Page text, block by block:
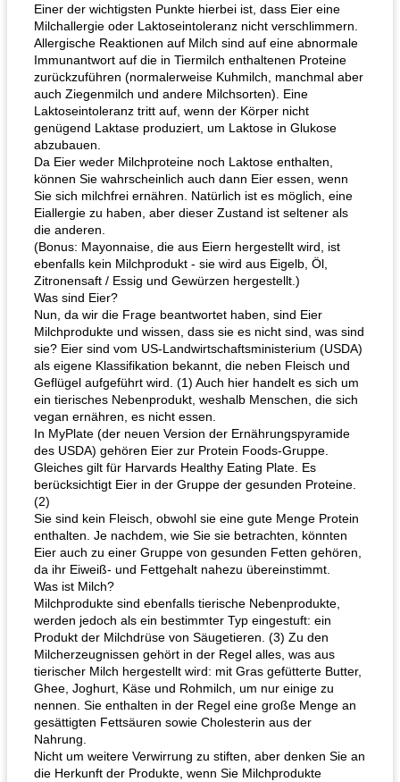
Einer der wichtigsten Punkte hierbei ist, dass Eier eine
Milchallergie oder Laktoseintoleranz nicht verschlimmern.
Allergische Reaktionen auf Milch sind auf eine abnormale
Immunantwort auf die in Tiermilch enthaltenen Proteine ​​
zurückzuführen (normalerweise Kuhmilch, manchmal aber
auch Ziegenmilch und andere Milchsorten). Eine
Laktoseintoleranz tritt auf, wenn der Körper nicht
genügend Laktase produziert, um Laktose in Glukose
abzubauen.
Da Eier weder Milchproteine ​​noch Laktose enthalten,
können Sie wahrscheinlich auch dann Eier essen, wenn
Sie sich milchfrei ernähren. Natürlich ist es möglich, eine
Eiallergie zu haben, aber dieser Zustand ist seltener als
die anderen.
(Bonus: Mayonnaise, die aus Eiern hergestellt wird, ist
ebenfalls kein Milchprodukt - sie wird aus Eigelb, Öl,
Zitronensaft / Essig und Gewürzen hergestellt.)
Was sind Eier?
Nun, da wir die Frage beantwortet haben, sind Eier
Milchprodukte und wissen, dass sie es nicht sind, was sind
sie? Eier sind vom US-Landwirtschaftsministerium (USDA)
als eigene Klassifikation bekannt, die neben Fleisch und
Geflügel aufgeführt wird. (1) Auch hier handelt es sich um
ein tierisches Nebenprodukt, weshalb Menschen, die sich
vegan ernähren, es nicht essen.
In MyPlate (der neuen Version der Ernährungspyramide
des USDA) gehören Eier zur Protein Foods-Gruppe.
Gleiches gilt für Harvards Healthy Eating Plate. Es
berücksichtigt Eier in der Gruppe der gesunden Proteine.
(2)
Sie sind kein Fleisch, obwohl sie eine gute Menge Protein
enthalten. Je nachdem, wie Sie sie betrachten, könnten
Eier auch zu einer Gruppe von gesunden Fetten gehören,
da ihr Eiweiß- und Fettgehalt nahezu übereinstimmt.
Was ist Milch?
Milchprodukte sind ebenfalls tierische Nebenprodukte,
werden jedoch als ein bestimmter Typ eingestuft: ein
Produkt der Milchdrüse von Säugetieren. (3) Zu den
Milcherzeugnissen gehört in der Regel alles, was aus
tierischer Milch hergestellt wird: mit Gras gefütterte Butter,
Ghee, Joghurt, Käse und Rohmilch, um nur einige zu
nennen. Sie enthalten in der Regel eine große Menge an
gesättigten Fettsäuren sowie Cholesterin aus der
Nahrung.
Nicht um weitere Verwirrung zu stiften, aber denken Sie an
die Herkunft der Produkte, wenn Sie Milchprodukte